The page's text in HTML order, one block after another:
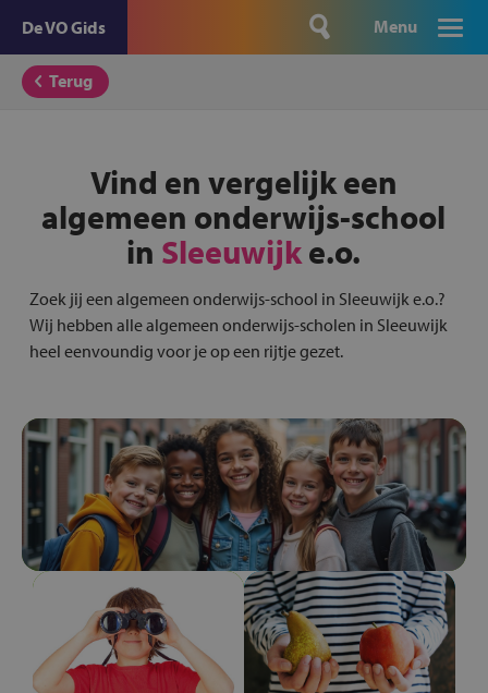
De VO Gids Menu
Terug
Vind en vergelijk een
algemeen onderwijs-school
in Sleeuwijke.o.
Zoek jij een algemeen onderwijs-school in Sleeuwijk e.o.?
Wij hebben alle algemeen onderwijs-scholen in Sleeuwijk
heel eenvoundig voor je op een rijtje gezet.